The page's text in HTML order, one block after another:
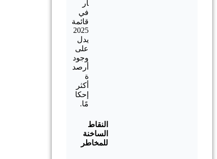
ار
في
قائمة
2025
يدل
على
وجود
أرصد
ة
أكثر
إحكا
مًا.
النقاط
الساخنة
للمخاطر